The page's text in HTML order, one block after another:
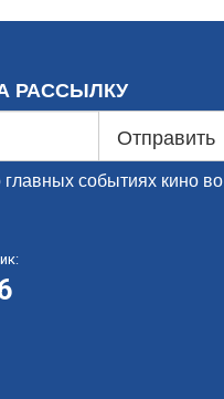
РАССЫЛКУ
Отправить
событиях кино во